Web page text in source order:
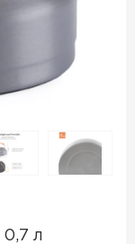
0,7 л